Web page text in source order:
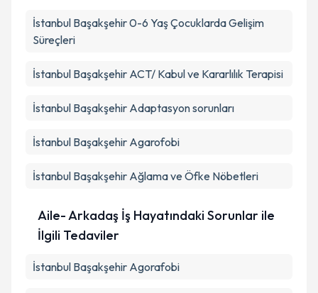
İstanbul Başakşehir 0-6 Yaş Çocuklarda Gelişim
Süreçleri
İstanbul Başakşehir ACT/ Kabul ve Kararlılık Terapisi
İstanbul Başakşehir Adaptasyon sorunları
İstanbul Başakşehir Agarofobi
İstanbul Başakşehir Ağlama ve Öfke Nöbetleri
Aile- Arkadaş İş Hayatındaki Sorunlar ile
İlgili Tedaviler
İstanbul Başakşehir Agorafobi